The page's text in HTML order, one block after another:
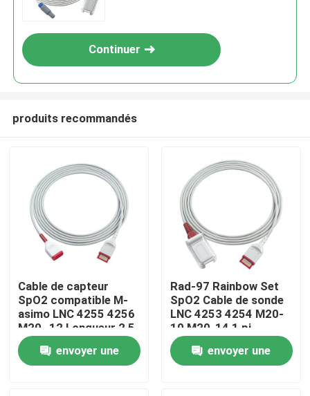
Maison
Produits
Continuer
produits recommandés
Cable de capteur
SpO2 compatible M-
asimo LNC 4255 4256
M20 -12 Longueur 2,5
M
envoyer une
Rad-97 Rainbow Set
SpO2 Cable de sonde
LNC 4253 4254 M20-
10 M20-14 1 pi
envoyer une